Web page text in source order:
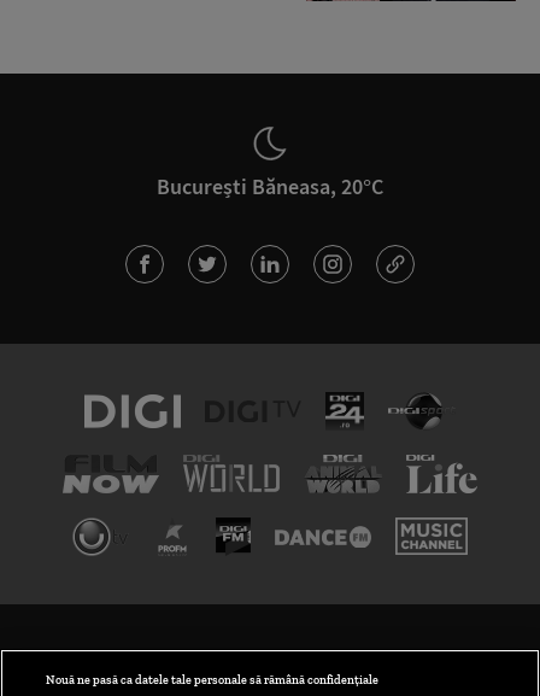
București Băneasa, 20°C
Nouă ne pasă ca datele tale personale să rămână confidențiale